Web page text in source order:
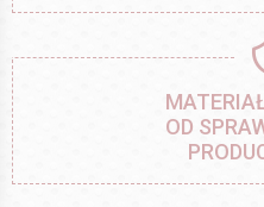
OD